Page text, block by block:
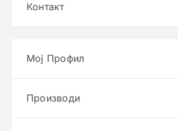
Контакт
Мој Профил
Производи